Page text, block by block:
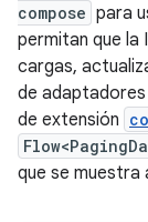
compose para
permitan que la
cargas,
de adaptadores
de extensión
que se muestra